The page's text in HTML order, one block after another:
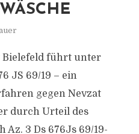
Bielefeld führt unter
JS 69/19 – ein
gegen Nevzat
durch Urteil des
3 Ds 676Js 69/19-